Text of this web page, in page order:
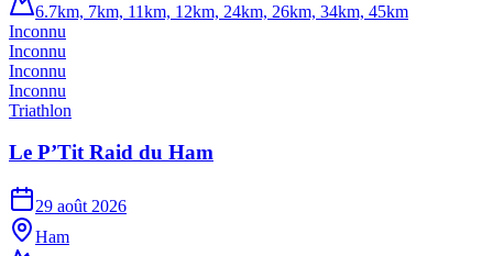
6.7km, 7km, 11km, 12km, 24km, 26km, 34km, 45km
Inconnu
Inconnu
Inconnu
Inconnu
Triathlon
Le P’Tit Raid du Ham
29 août 2026
Ham